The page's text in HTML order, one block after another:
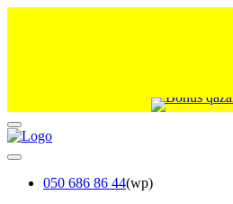
050 686 86 44(wp)